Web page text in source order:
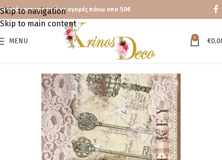
Skip to navigation
Skip to main content
Δωρεάν μεταφορικά με αγορές πάνω απο 50€
MENU 0 €